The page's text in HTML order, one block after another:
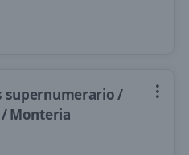
supernumerario /
Monteria